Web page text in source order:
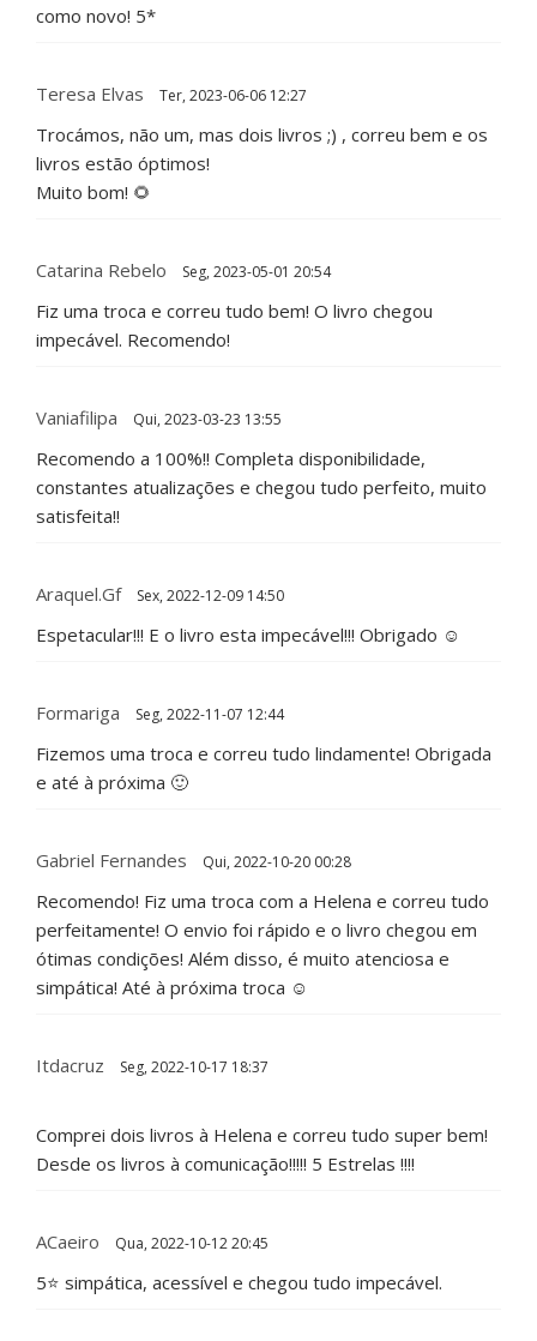
como novo! 5*
Teresa Elvas Ter, 2023-06-06 12:27
Trocámos, não um, mas dois livros ;) , correu bem e os
livros estão óptimos!
Muito bom! 🌻
Catarina Rebelo Seg, 2023-05-01 20:54
Fiz uma troca e correu tudo bem! O livro chegou
impecável. Recomendo!
Vaniafilipa Qui, 2023-03-23 13:55
Recomendo a 100%!! Completa disponibilidade,
constantes atualizações e chegou tudo perfeito, muito
satisfeita!!
Araquel.gf Sex, 2022-12-09 14:50
Espetacular!!! E o livro esta impecável!!! Obrigado ☺️
Formariga Seg, 2022-11-07 12:44
Fizemos uma troca e correu tudo lindamente! Obrigada
e até à próxima 🙂
Gabriel Fernandes Qui, 2022-10-20 00:28
Recomendo! Fiz uma troca com a Helena e correu tudo
perfeitamente! O envio foi rápido e o livro chegou em
ótimas condições! Além disso, é muito atenciosa e
simpática! Até à próxima troca ☺️
Itdacruz Seg, 2022-10-17 18:37
Comprei dois livros à Helena e correu tudo super bem!
Desde os livros à comunicação!!!!! 5 Estrelas !!!!
ACaeiro Qua, 2022-10-12 20:45
5⭐️ simpática, acessível e chegou tudo impecável.